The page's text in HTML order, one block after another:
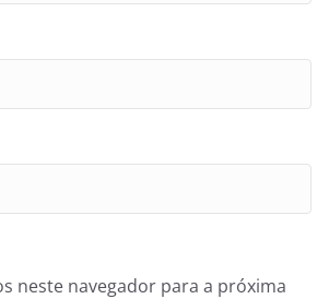
neste navegador para a próxima